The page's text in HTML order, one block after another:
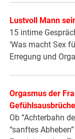
Lustvoll Mann
15 intime
‘Was macht Sex
Erregung und
Orgasmus der
Gefühlsausbrüche
Ob “Achterbahn
“sanftes